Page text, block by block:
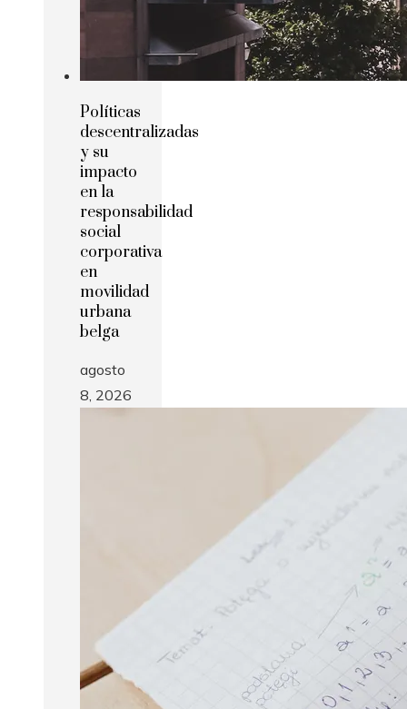
Políticas
descentralizadas
y su
impacto
en la
responsabilidad
social
corporativa
en
movilidad
urbana
belga
agosto
8, 2026